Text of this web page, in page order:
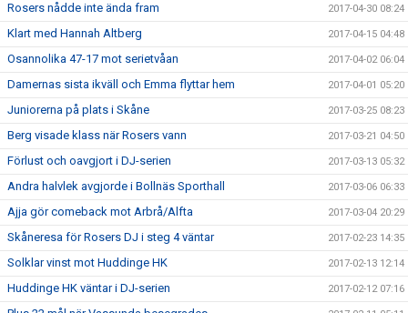
Rosers nådde inte ända fram 2017-04-30 08:24
Klart med Hannah Altberg 2017-04-15 04:48
Osannolika 47-17 mot serietvåan 2017-04-02 06:04
Damernas sista ikväll och Emma flyttar hem 2017-04-01 05:20
Juniorerna på plats i Skåne 2017-03-25 08:23
Berg visade klass när Rosers vann 2017-03-21 04:50
Förlust och oavgjort i DJ-serien 2017-03-13 05:32
Andra halvlek avgjorde i Bollnäs Sporthall 2017-03-06 06:33
Ajja gör comeback mot Arbrå/Alfta 2017-03-04 20:29
Skåneresa för Rosers DJ i steg 4 väntar 2017-02-23 14:35
Solklar vinst mot Huddinge HK 2017-02-13 12:14
Huddinge HK väntar i DJ-serien 2017-02-12 07:16